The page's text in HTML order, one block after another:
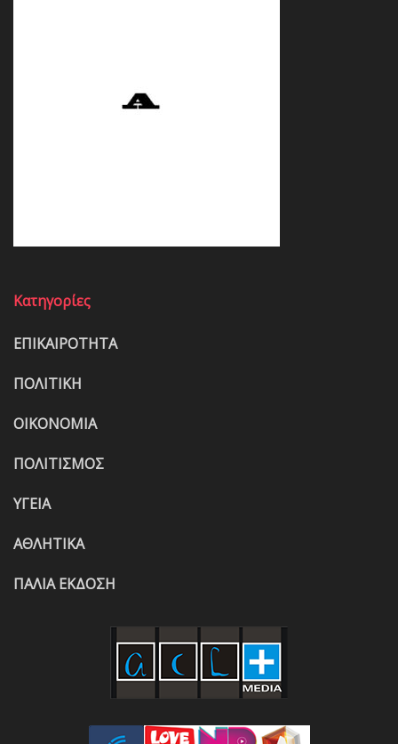
Κατηγορίες
ΕΠΙΚΑΙΡΟΤΗΤΑ
ΠΟΛΙΤΙΚΗ
ΟΙΚΟΝΟΜΙΑ
ΠΟΛΙΤΙΣΜΟΣ
ΥΓΕΙΑ
ΑΘΛΗΤΙΚΑ
ΠΑΛΙΑ ΕΚΔΟΣΗ